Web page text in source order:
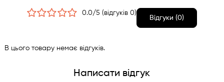
0.0/5 (відгуків 0)
Відгуки (0)
В цього товару немає відгуків.
Написати відгук